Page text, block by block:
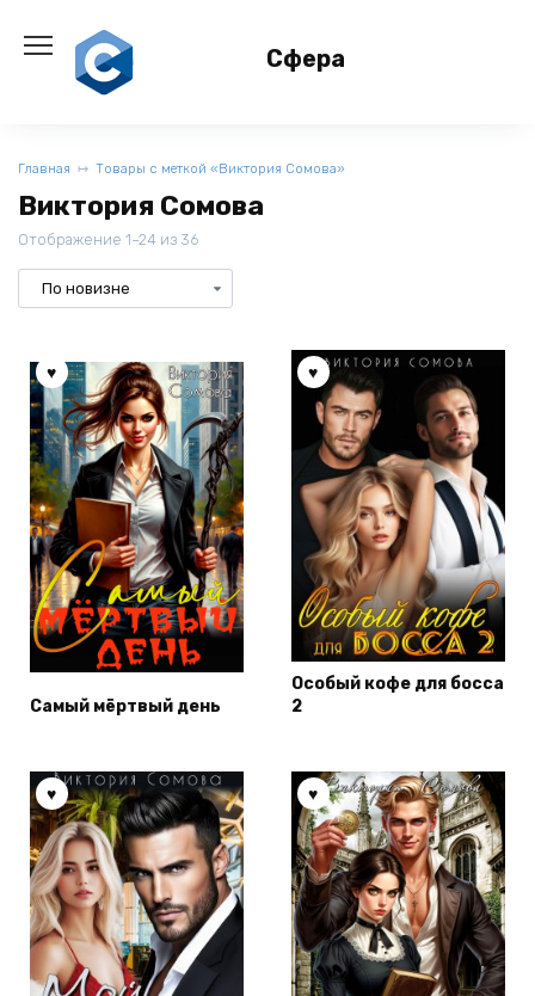
содержанию
Сфера
Главная Товары с меткой «Виктория Сомова»
Виктория Сомова
Отображение 1–24 из 36
Самый мёртвый день
Особый кофе для босса
2